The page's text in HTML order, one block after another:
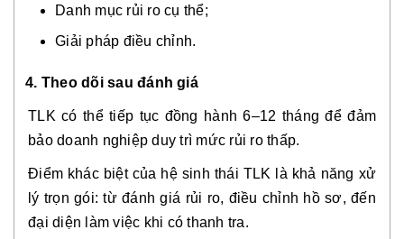
Danh mục rủi ro cụ thể;
Giải pháp điều chỉnh.
4. Theo dõi sau đánh giá
TLK có thể tiếp tục đồng hành 6–12 tháng để đảm
bảo doanh nghiệp duy trì mức rủi ro thấp.
Điểm khác biệt của hệ sinh thái TLK là khả năng xử
lý trọn gói: từ đánh giá rủi ro, điều chỉnh hồ sơ, đến
đại diện làm việc khi có thanh tra.